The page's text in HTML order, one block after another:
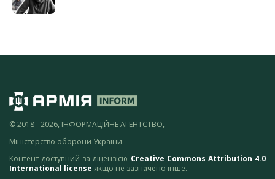
© 2018 - 2026, ІНФОРМАЦІЙНЕ АГЕНТСТВО,
Міністерство оборони України
Контент доступний за ліцензією Creative Commons Attribution 4.0
International license якщо не зазначено інше.